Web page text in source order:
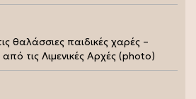
θαλάσσιες παιδικές χαρές –
τις Λιμενικές Αρχές (photo)